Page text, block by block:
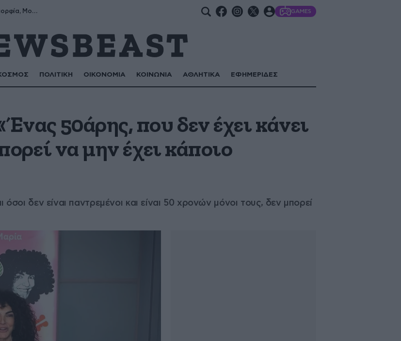
Σωτήρης, Σωτηρία, Ευμορφία, Μορφούλα GAMES
ΠΟΛΙΤΙΚΗ ΟΙΚΟΝΟΜΙΑ ΚΟΙΝΩΝΙΑ ΑΘΛΗΤΙΚΑ ΕΦΗΜΕΡΙΔΕΣ
50άρης, που δεν έχει κάνει
να μην έχει κάποιο
όσοι δεν είναι παντρεμένοι και είναι 50 χρονών μόνοι τους, δεν μπορεί